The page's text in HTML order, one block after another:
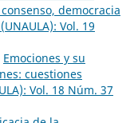
democracia
Vol. 19
Emociones y su
cuestiones
Vol. 18 Núm. 37